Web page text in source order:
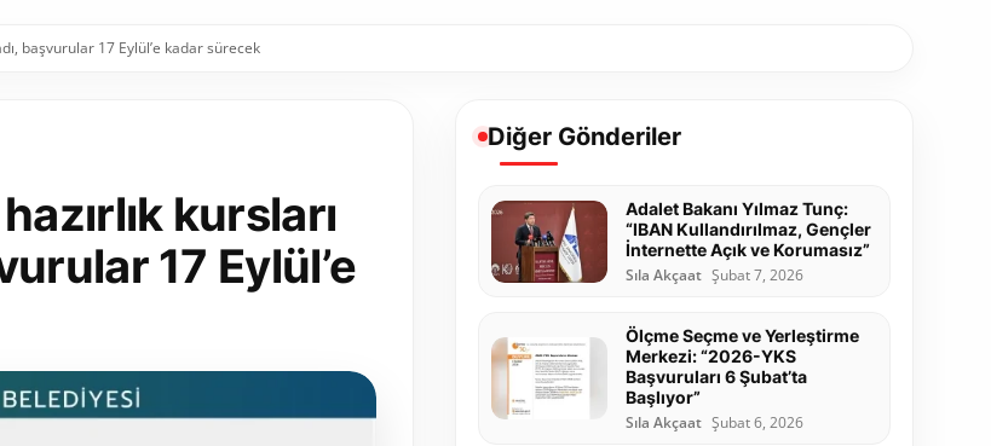
başvurular 17 Eylül’e kadar sürecek
kursları
17 Eylül’e
Diğer Gönderiler
Adalet Bakanı Yılmaz Tunç:
“IBAN Kullandırılmaz, Gençler
İnternette Açık ve Korumasız”
Sıla Akçaat Şubat 7, 2026
Ölçme Seçme ve Yerleştirme
Merkezi: “2026-YKS
Başvuruları 6 Şubat’ta
Başlıyor”
Sıla Akçaat Şubat 6, 2026